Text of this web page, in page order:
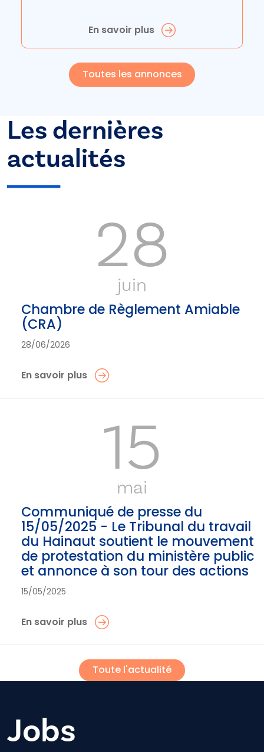
En savoir plus
Toutes les annonces
Les dernières
actualités
28
juin
Chambre de Règlement Amiable
(CRA)
28/06/2026
En savoir plus
15
mai
Communiqué de presse du
15/05/2025 - Le Tribunal du travail
du Hainaut soutient le mouvement
de protestation du ministère public
et annonce à son tour des actions
15/05/2025
En savoir plus
Toute l'actualité
Jobs